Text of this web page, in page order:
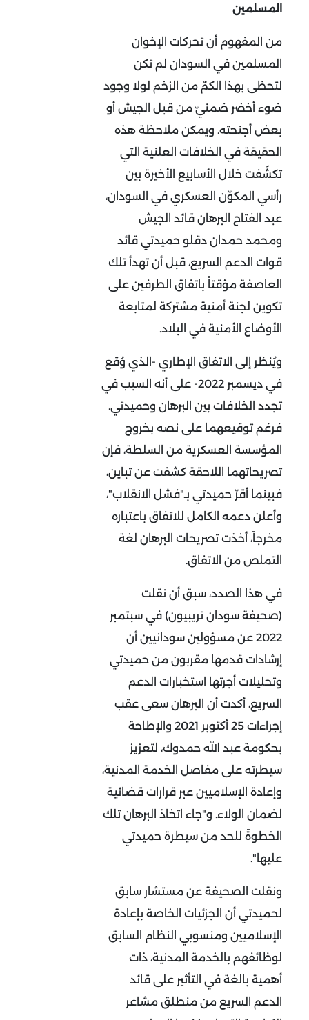
المسلمين
من المفهوم أن تحركات الإخوان
المسلمين في السودان لم تكن
لتحظى بهذا الكمّ من الزخم لولا وجود
ضوء أخضر ضمنيّ من قبل الجيش أو
بعض أجنحته. ويمكن ملاحظة هذه
الحقيقة في الخلافات العلنية التي
تكشّفت خلال الأسابيع الأخيرة بين
رأسي المكوّن العسكري في السودان،
عبد الفتاح البرهان قائد الجيش
ومحمد حمدان دقلو حميدتي قائد
قوات الدعم السريع، قبل أن تهدأ تلك
العاصفة مؤقتاً باتفاق الطرفين على
تكوين لجنة أمنية مشتركة لمتابعة
الأوضاع الأمنية في البلاد.
ويُنظر إلى الاتفاق الإطاري -الذي وُقع
في ديسمبر 2022- على أنه السبب في
تجدد الخلافات بين البرهان وحميدتي.
فرغم توقيعهما على نصه بخروج
المؤسسة العسكرية من السلطة، فإن
تصريحاتهما اللاحقة كشفت عن تباين،
فبينما أقرّ حميدتي بـ"فشل الانقلاب"،
وأعلن دعمه الكامل للاتفاق باعتباره
مخرجاً، أخذت تصريحات البرهان لغة
التملص من الاتفاق.
في هذا الصدد، سبق أن نقلت
(صحيفة سودان تريبيون) في سبتمبر
2022 عن مسؤولين سودانيين أن
إرشادات قدمها مقربون من حميدتي
وتحليلات أجرتها استخبارات الدعم
السريع، أكدت أن البرهان سعى عقب
إجراءات 25 أكتوبر 2021 والإطاحة
بحكومة عبد الله حمدوك، لتعزيز
سيطرته على مفاصل الخدمة المدنية،
وإعادة الإسلاميين عبر قرارات قضائية
لضمان الولاء. و"جاء اتخاذ البرهان تلك
الخطوةَ للحد من سيطرة حميدتي
عليها".
ونقلت الصحيفة عن مستشار سابق
لحميدتي أن الجزئيات الخاصة بإعادة
الإسلاميين ومنسوبي النظام السابق
لوظائفهم بالخدمة المدنية، ذات
أهمية بالغة في التأثير على قائد
الدعم السريع من منطلق مشاعر